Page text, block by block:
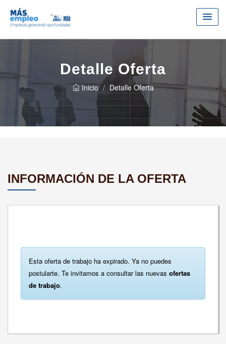
Detalle Oferta
Inicio Detalle Oferta
INFORMACIÓN DE LA OFERTA
Esta oferta de trabajo ha expirado. Ya no puedes
postularte. Te invitamos a consultar las nuevas ofertas
de trabajo.